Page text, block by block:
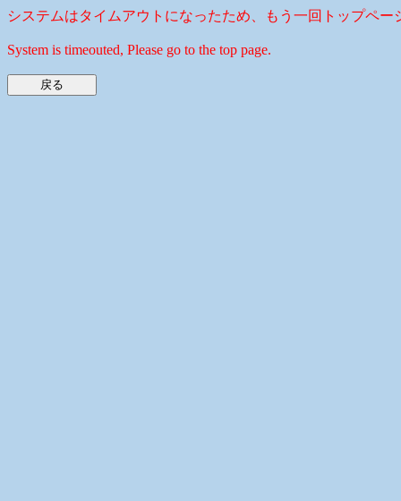
システムはタイムアウトになったため、もう一回トップペー
System is timeouted, Please go to the top page.